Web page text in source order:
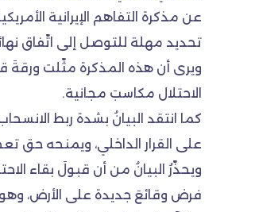
عن مذكرة التفاهم الإيرانية
تحديد مهلة للتوصل إلى اتّفاق
ويرى أن هذه المذكرة مثّلت ورقةَ
الاحتلال مكاسبَ مجانية.
كما انتقد البيانُ بشدة ربط
على القرار الداخلي، ويمنحه حق
ويحذّرُ البيانُ من أن قبولَ بقاء
فرض وقائعَ جديدة على الأرض، وهو